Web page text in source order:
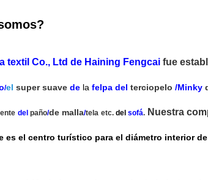
textil Co., Ltd de Haining Fengcai fue
/el super suave de la felpa del terciopelo /Minky
del paño/de malla/tela etc. del sofá. Nuestra
es el centro turístico para el diámetro interior